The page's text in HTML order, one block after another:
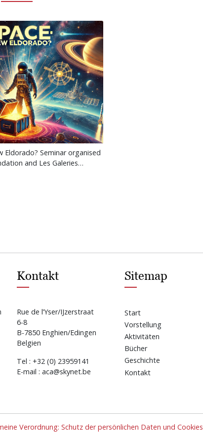
Eldorado? Seminar organised
and Les Galeries…
Kontakt
Rue de l’Yser/IJzerstraat
6-8
B-7850 Enghien/Edingen
Belgien
Tel : +32 (0) 23959141
E-mail : aca@skynet.be
Sitemap
Start
Vorstellung
Aktivitäten
Bücher
Geschichte
Kontakt
Verordnung: Schutz der persönlichen Daten und Cookies